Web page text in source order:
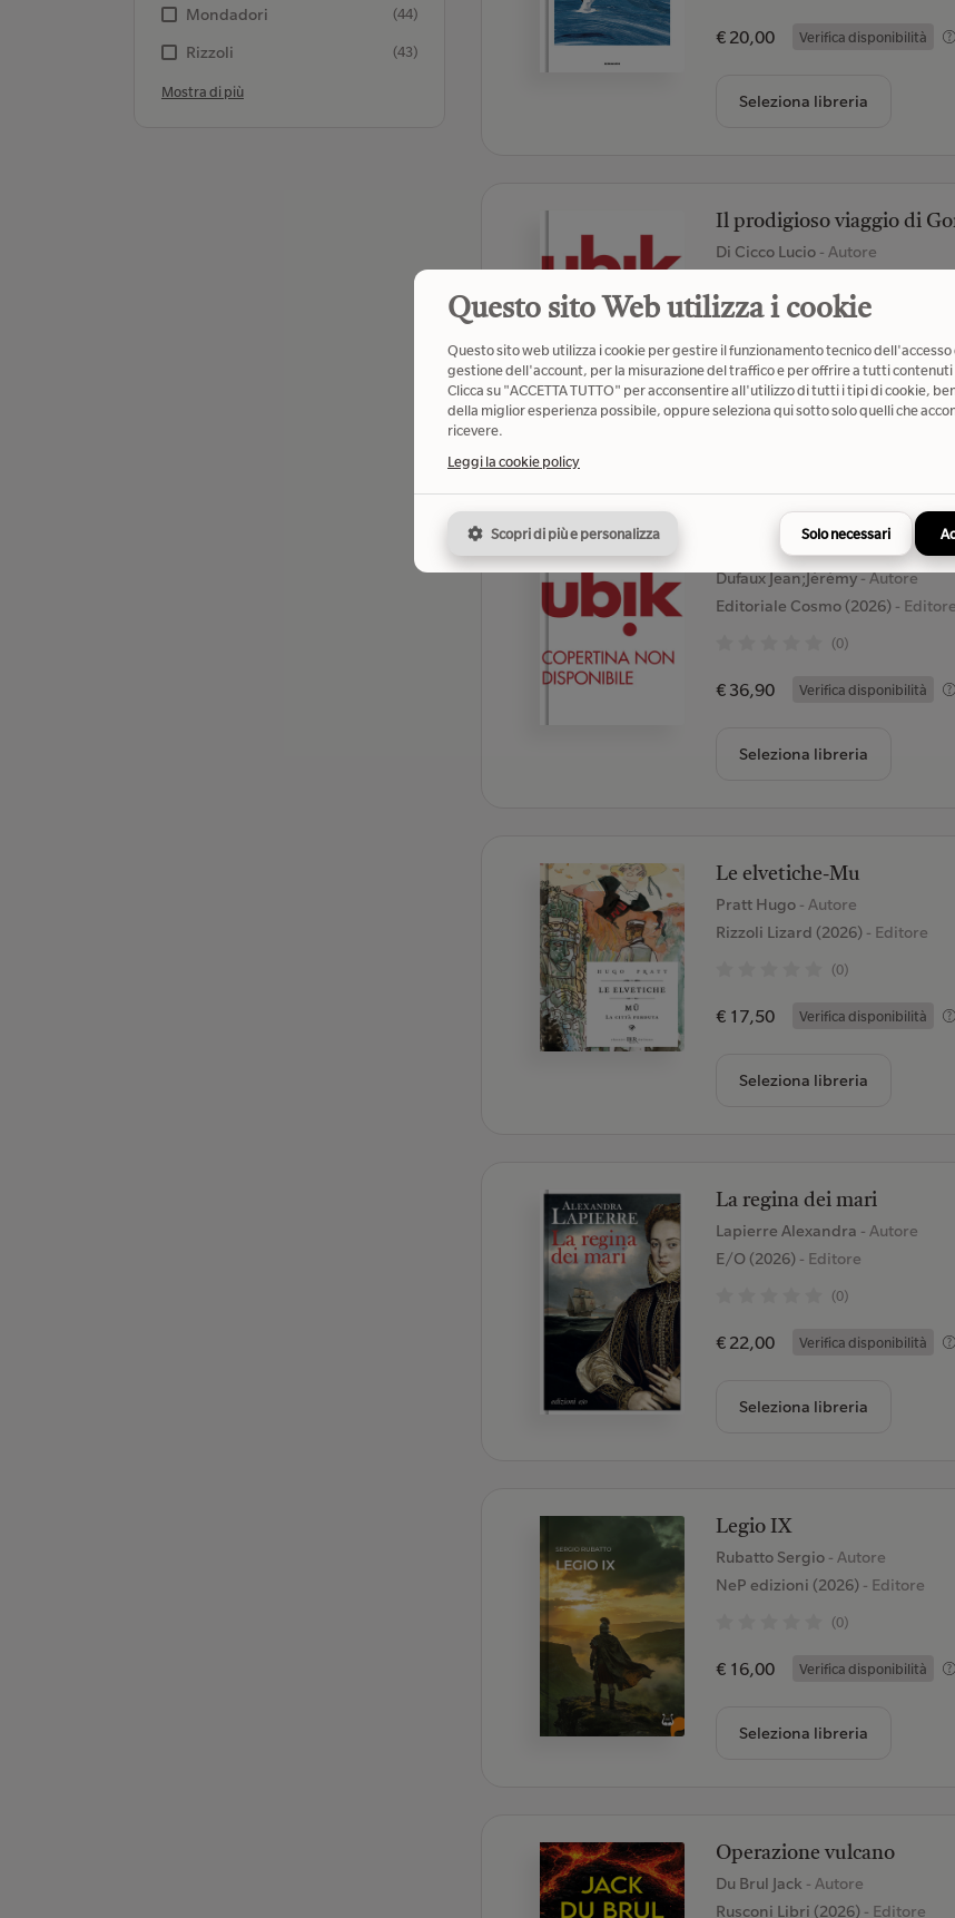
Mondadori (44)
Rizzoli (43)
Mostra di più
€ 20,00 Verifica disponibilità
Seleziona libreria
Il prodigioso viaggio di
Di Cicco Lucio - Autore
(0)
€ 18,00 Verifica disponibilità
Barracuda
Dufaux Jean;Jérémy- Autore
Editoriale Cosmo (2026)- Editore
(0)
€ 36,90 Verifica disponibilità
Seleziona libreria
Le elvetiche-Mu
Pratt Hugo - Autore
Rizzoli Lizard (2026)- Editore
(0)
€ 17,50 Verifica disponibilità
Seleziona libreria
La regina dei mari
Lapierre Alexandra - Autore
E/O (2026)- Editore
(0)
€ 22,00 Verifica disponibilità
Seleziona libreria
Legio IX
Rubatto Sergio - Autore
NeP edizioni (2026)- Editore
(0)
€ 16,00 Verifica disponibilità
Seleziona libreria
Operazione vulcano
Du Brul Jack - Autore
Rusconi Libri (2026)- Editore
Questo sito Web utilizza i cookie
Questo sito web utilizza i cookie per gestire il funzionamento tecnico
gestione dell'account, per la misurazione del traffico e per offrire a tutti
Clicca su "ACCETTA TUTTO" per acconsentire all'utilizzo di tutti i tipi di cookie,
della miglior esperienza possibile, oppure seleziona qui sotto solo quelli che
ricevere.
Leggi la cookie policy
Scopri di più e personalizza Solo necessari